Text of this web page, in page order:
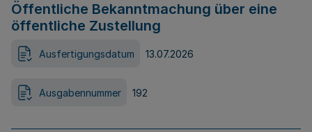
Öffentliche Bekanntmachung über eine
öffentliche Zustellung
Ausfertigungsdatum 13.07.2026
Ausgabennummer 192